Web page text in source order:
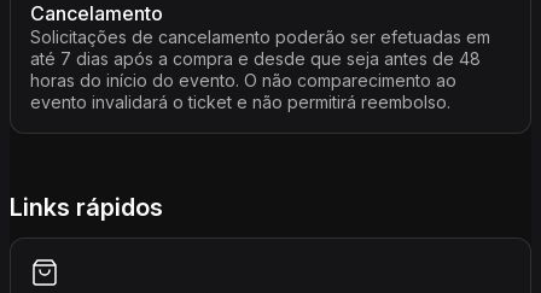
Cancelamento
Solicitações de cancelamento poderão ser efetuadas em
até 7 dias após a compra e desde que seja antes de 48
horas do início do evento. O não comparecimento ao
evento invalidará o ticket e não permitirá reembolso.
Links rápidos